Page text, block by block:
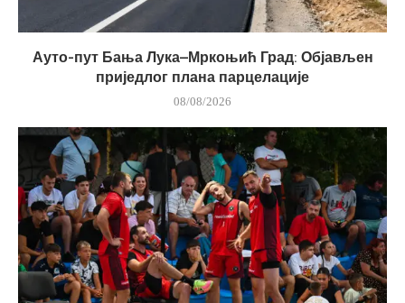
Ауто-пут Бања Лука–Мркоњић Град: Објављен
приједлог плана парцелације
08/08/2026